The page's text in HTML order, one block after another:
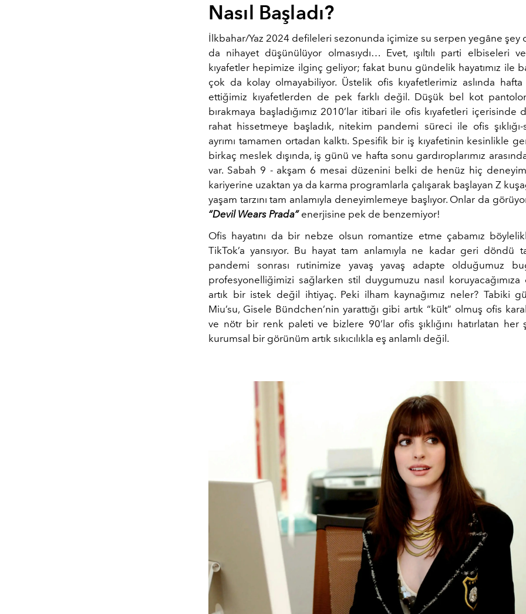
Nasıl Başladı?
İlkbahar/Yaz 2024 defileleri sezonunda içimize su serpen yegâne şey
da nihayet düşünülüyor olmasıydı… Evet, ışıltılı parti elbiseleri
kıyafetler hepimize ilginç geliyor; fakat bunu gündelik hayatımız ile
çok da kolay olmayabiliyor. Üstelik ofis kıyafetlerimiz aslında
ettiğimiz kıyafetlerden de pek farklı değil. Düşük bel kot
bırakmaya başladığımız 2010’lar itibari ile ofis kıyafetleri içerisinde
rahat hissetmeye başladık, nitekim pandemi süreci ile ofis şıklığı-
ayrımı tamamen ortadan kalktı. Spesifik bir iş kıyafetinin kesinlikle
birkaç meslek dışında, iş günü ve hafta sonu gardıroplarımız
var. Sabah 9 - akşam 6 mesai düzenini belki de henüz hiç
kariyerine uzaktan ya da karma programlarla çalışarak başlayan Z
yaşam tarzını tam anlamıyla deneyimlemeye başlıyor. Onlar da
“Devil Wears Prada”enerjisine pek de benzemiyor!
Ofis hayatını da bir nebze olsun romantize etme çabamız
TikTok’a yansıyor. Bu hayat tam anlamıyla ne kadar geri döndü
pandemi sonrası rutinimize yavaş yavaş adapte olduğumuz
profesyonelliğimizi sağlarken stil duygumuzu nasıl koruyacağımıza
artık bir istek değil ihtiyaç. Peki ilham kaynağımız neler? Tabiki
Miu’su, Gisele Bündchen’nin yarattığı gibi artık “kült” olmuş ofis
ve nötr bir renk paleti ve bizlere 90’lar ofis şıklığını hatırlatan her
kurumsal bir görünüm artık sıkıcılıkla eş anlamlı değil.